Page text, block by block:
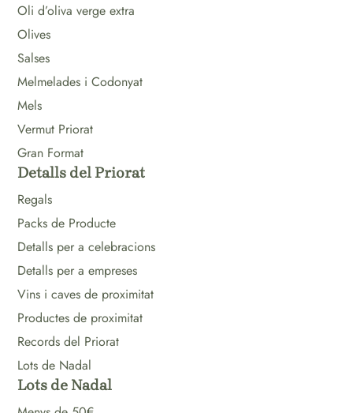
Oli d’oliva verge extra
Olives
Salses
Melmelades i Codonyat
Mels
Vermut Priorat
Gran Format
Detalls del Priorat
Regals
Packs de Producte
Detalls per a celebracions
Detalls per a empreses
Vins i caves de proximitat
Productes de proximitat
Records del Priorat
Lots de Nadal
Lots de Nadal